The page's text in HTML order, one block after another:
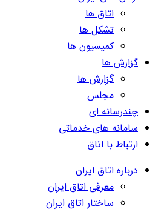
اتاق ها
تشکل ها
کمیسیون ها
گزارش ها
گزارش ها
مجلس
چندرسانه ای
سامانه های خدماتی
ارتباط با اتاق
درباره اتاق ایران
معرفی اتاق ایران
ساختار اتاق ایران